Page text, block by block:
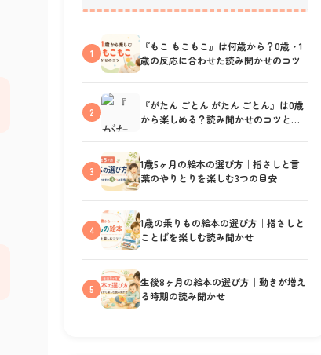
1
『もこ もこもこ』は何歳から？0歳・1
歳の反応に合わせた読み聞かせのコツ
2
『がたん ごとん がたん ごとん』は0歳
から楽しめる？読み聞かせのコツと反
3
1歳5ヶ月の絵本の選び方｜指さしと言
葉のやりとりを楽しむ3つの目安
4
1歳の乗りもの絵本の選び方｜指さしと
ことばを楽しむ読み聞かせ
5
生後8ヶ月の絵本の選び方｜動きが増え
る時期の読み聞かせ